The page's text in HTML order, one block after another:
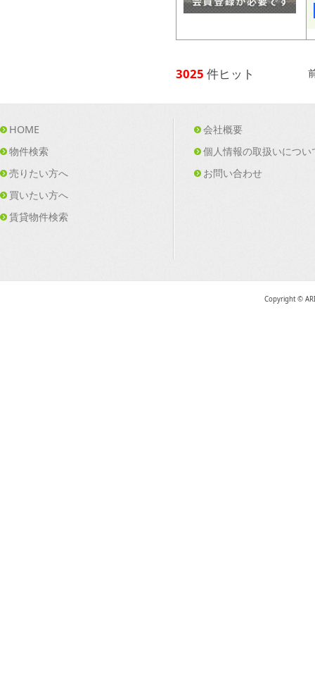
3025 件ヒット
HOME
物件検索
売りたい方へ
買いたい方へ
賃貸物件検索
会社概要
個人情報の取扱いについ
お問い合わせ
Copyright ©